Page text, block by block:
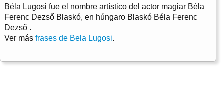
Béla Lugosi fue el nombre artístico del actor magiar Béla
Ferenc Dezső Blaskó, en húngaro Blaskó Béla Ferenc
Dezső .
Ver más frases de Bela Lugosi.